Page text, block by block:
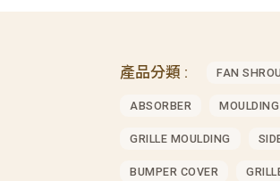
產品分類 : FAN
ABSORBER MOULDING
GRILLE MOULDING
BUMPER COVER